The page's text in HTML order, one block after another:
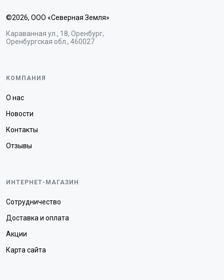
©2026, ООО «Северная Земля»
Караванная ул., 18, Оренбург,
Оренбургская обл., 460027
КОМПАНИЯ
О нас
Новости
Контакты
Отзывы
ИНТЕРНЕТ-МАГАЗИН
Сотрудничество
Доставка и оплата
Акции
Карта сайта